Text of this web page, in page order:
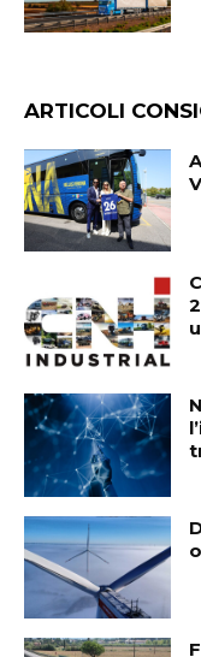
ARTICOLI